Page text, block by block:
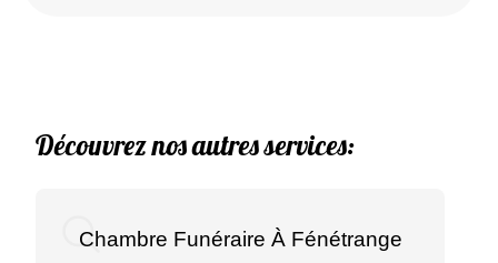
Découvrez nos autres services:
Chambre Funéraire À Fénétrange